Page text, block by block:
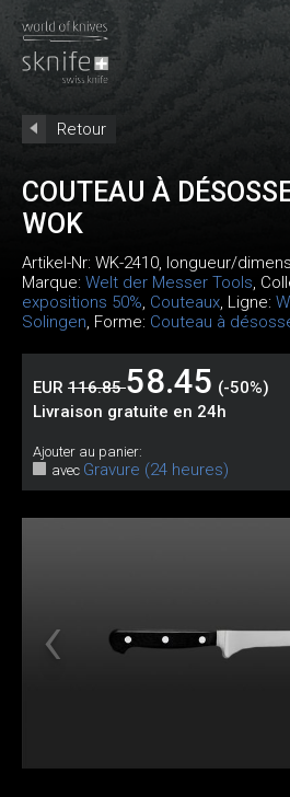
Retour
COUTEAU À
WOK
Artikel-Nr: WK-2410, longueur/
Marque: Welt der Messer Tools,
expositions 50%, Couteaux, Ligne:
Solingen, Forme: Couteau à
EUR 116.8558.45 (-50%)
Livraison gratuite en 24h
Ajouter au panier:
avec Gravure (24 heures)